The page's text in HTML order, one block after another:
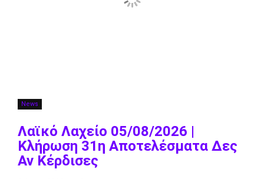
News
Λαϊκό Λαχείο 05/08/2026 |
Κλήρωση 31η Αποτελέσματα Δες
Αν Κέρδισες